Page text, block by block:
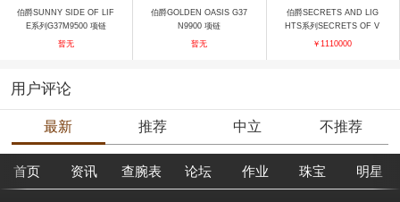
伯爵SUNNY SIDE OF LIF
E系列G37M9500 项链
暂无
伯爵GOLDEN OASIS G37
N9900 项链
暂无
伯爵SECRETS AND LIG
HTS系列SECRETS OF V
ENICE G34HD254 戒指
￥1110000
用户评论
最新 推荐 中立 不推荐
首页 资讯 查腕表 论坛 作业 珠宝 明星